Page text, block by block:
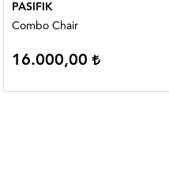
PASIFIK
Combo Chair
16.000,00